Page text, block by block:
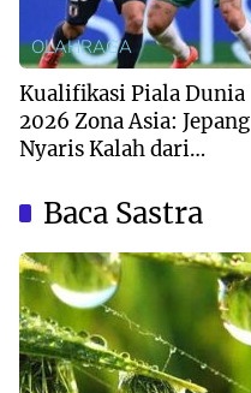
OLAHRAGA
Kualifikasi Piala Dunia
2026 Zona Asia: Jepang
Nyaris Kalah dari
Baca Sastra